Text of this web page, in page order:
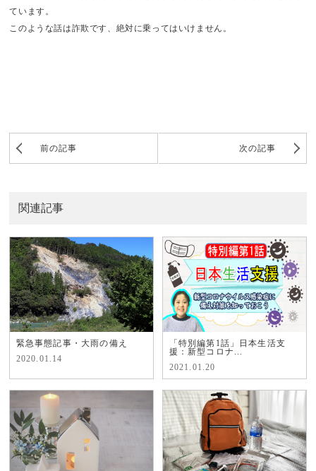
ています。
このような話は詐欺です、絶対に乗ってはいけません。
前の記事 次の記事
関連記事
緊急事態記事・大雨の備え
2020.01.14
「特別編第1話」日本生活支
援：新型コロナ...
2021.01.20